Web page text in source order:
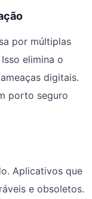
por múltiplas
elimina o
digitais.
porto seguro
Aplicativos que
e obsoletos.